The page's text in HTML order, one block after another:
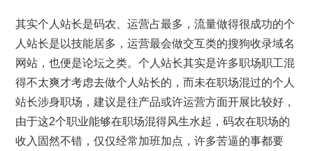
其实个人站长是码农、运营占最多，流量做得很成功的个
人站长是以技能居多，运营最会做交互类的搜狗收录域名
网站，也便是论坛之类。个人站长其实是许多职场职工混
得不太爽才考虑去做个人站长的，而未在职场混过的个人
站长涉身职场，建议是往产品或许运营方面开展比较好，
由于这2个职业能够在职场混得风生水起，码农在职场的
收入固然不错，仅仅经常加班加点，许多苦逼的事都要